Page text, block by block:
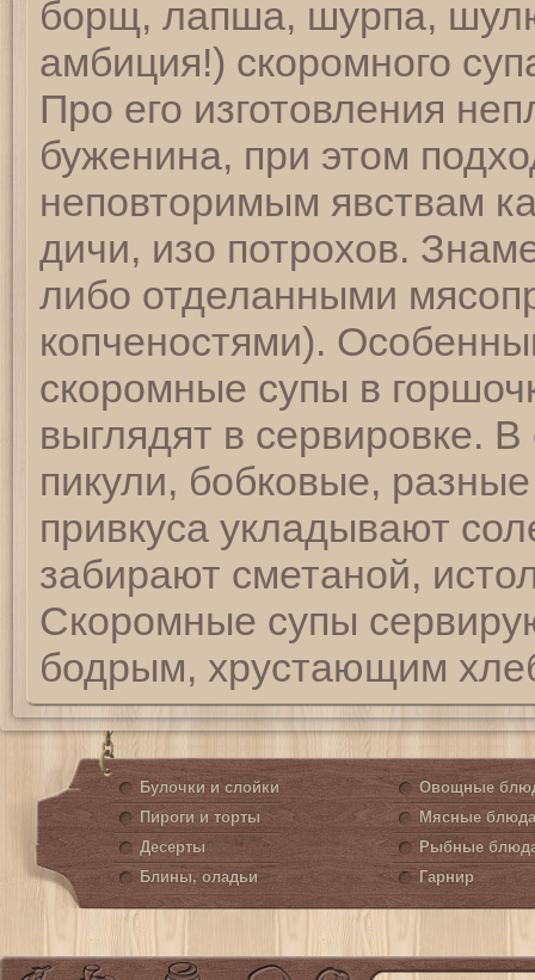
борщ, лапша, шурпа,
амбиция!) скоромного
Про его изготовления
буженина, при этом
неповторимым явствам
дичи, изо потрохов.
либо отделанными
копченостями).
скоромные супы в
выглядят в сервировке.
пикули, бобковые,
привкуса укладывают
забирают сметаной,
Скоромные супы
бодрым, хрустающим
Булочки и слойки
Пироги и торты
Десерты
Блины, оладьи
Овощные
Мясные блюда
Рыбные
Гарнир